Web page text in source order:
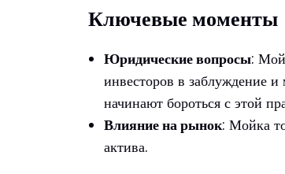
Ключевые моменты
Юридические вопросы:
инвесторов в заблуждение
начинают бороться с этой
Влияние на рынок: Мойка
актива.